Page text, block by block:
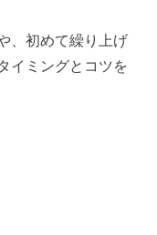
、初めて繰り上げ
イミングとコツを